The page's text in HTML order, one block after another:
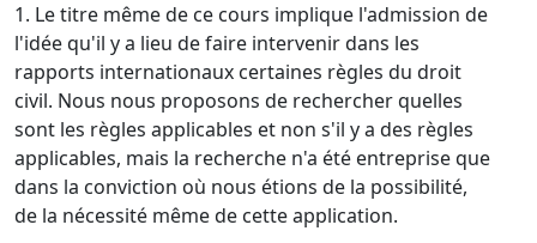
1. Le titre même de ce cours implique l'admission de
l'idée qu'il y a lieu de faire intervenir dans les
rapports internationaux certaines règles du droit
civil. Nous nous proposons de rechercher quelles
sont les règles applicables et non s'il y a des règles
applicables, mais la recherche n'a été entreprise que
dans la conviction où nous étions de la possibilité,
de la nécessité même de cette application.